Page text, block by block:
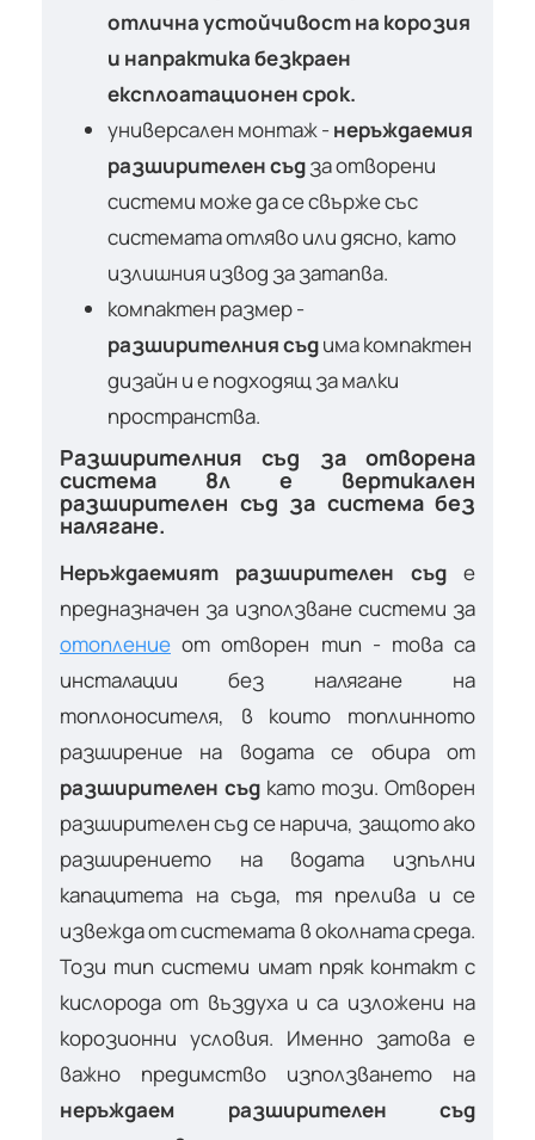
отлична устойчивост на корозия
и напрактика безкраен
експлоатационен срок.
универсален монтаж - неръждаемия
разширителен съдза отворени
системи може да се свърже със
системата отляво или дясно, като
излишния извод за затапва.
компактен размер -
разширителния съдима компактен
дизайн и е подходящ за малки
пространства.
Разширителния съд за отворена
система 8л е вертикален
разширителен съд за система без
налягане.
Неръждаемият разширителен съд е
предназначен за използване системи за
отопление от отворен тип - това са
инсталации без налягане на
топлоносителя, в които топлинното
разширение на водата се обира от
разширителен съд като този. Отворен
разширителен съд се нарича, защото ако
разширението на водата изпълни
капацитета на съда, тя прелива и се
извежда от системата в околната среда.
Този тип системи имат пряк контакт с
кислорода от въздуха и са изложени на
корозионни условия. Именно затова е
важно предимство използването на
неръждаем разширителен съд